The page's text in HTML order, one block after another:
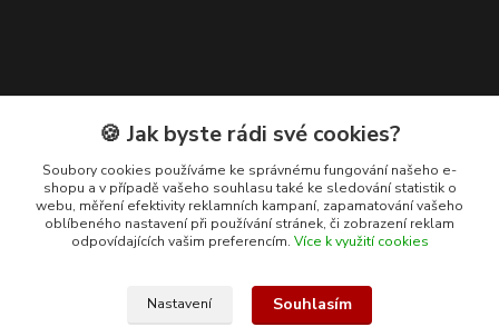
Kontakty
+420 608 400 554
(Po-Pá, 8-15 hod.)
ekohas@ekohas.cz
🍪 Jak byste rádi své cookies?
Soubory cookies používáme ke správnému fungování našeho e-
shopu a v případě vašeho souhlasu také ke sledování statistik o
webu, měření efektivity reklamních kampaní, zapamatování vašeho
oblíbeného nastavení při používání stránek, či zobrazení reklam
odpovídajících vašim preferencím. Více k využití cookies
Nastavení Souhlasím